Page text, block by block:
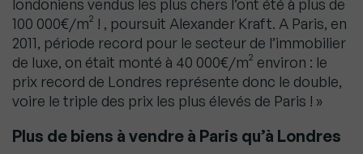
londoniens vendus les plus chers l’ont été à plus de
100 000€/m² ! , poursuit Alexander Kraft. A Paris, en
2011, période record pour le secteur de l’immobilier
de luxe, on était monté à 40 000€/m² environ : le
prix record de Londres représente donc le double,
voire le triple des prix les plus élevés de Paris ! »
Plus de biens à vendre à Paris qu’à Londres